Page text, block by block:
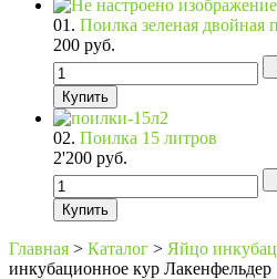
01. Поилка зеленая двойная
200 руб.
02. Поилка 15 литров
2'200 руб.
Главная > Каталог > Яйцо
инкубационное кур Лакенфельдер